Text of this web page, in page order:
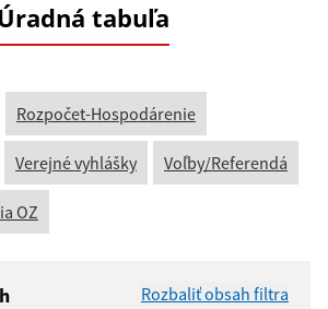
tabuľa
Rozpočet-Hospodárenie
Verejné vyhlášky Voľby/Referendá
OZ
Rozbaliť obsah filtra